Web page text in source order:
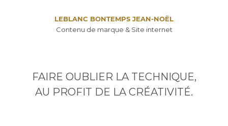
LEBLANC BONTEMPS JEAN-NOËL
Contenu de marque & Site internet
FAIRE OUBLIER LA TECHNIQUE,
AU PROFIT DE LA CRÉATIVITÉ.